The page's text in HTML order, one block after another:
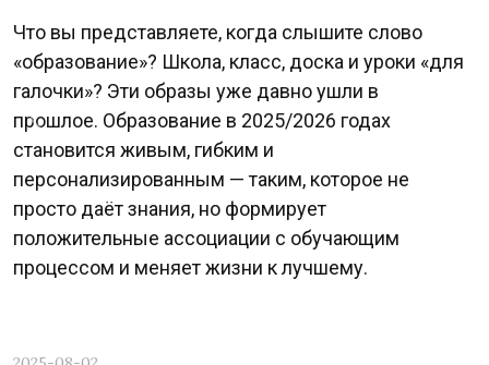
Что вы представляете, когда слышите слово
«образование»? Школа, класс, доска и уроки «для
галочки»? Эти образы уже давно ушли в
прошлое. Образование в 2025/2026 годах
становится живым, гибким и
персонализированным — таким, которое не
просто даёт знания, но формирует
положительные ассоциации с обучающим
процессом и меняет жизни к лучшему.
Previous